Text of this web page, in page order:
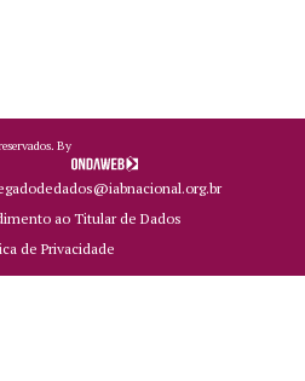
By
ao Titular de Dados
de Privacidade